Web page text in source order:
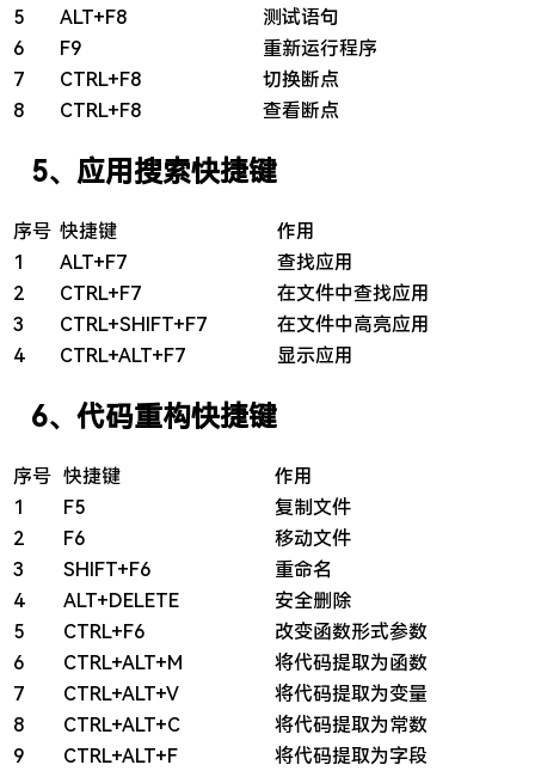
5
ALT+F8
测试语句
6
F9
重新运行程序
7
CTRL+F8
切换断点
8
CTRL+F8 查看断点
5、应用搜索快捷键
序号 快捷键
作用
1
ALT+F7
查找应用
2
CTRL+F7
在文件中查找应用
3
CTRL+SHIFT+F7
在文件中高亮应用
4
CTRL+ALT+F7 显示应用
6、代码重构快捷键
序号 快捷键
作用
1
F5
复制文件
2
F6
移动文件
3
SHIFT+F6
重命名
4
ALT+DELETE
安全删除
5
CTRL+F6
改变函数形式参数
6
CTRL+ALT+M
将代码提取为函数
7
CTRL+ALT+V
将代码提取为变量
8
CTRL+ALT+C
将代码提取为常数
9
CTRL+ALT+F
将代码提取为字段